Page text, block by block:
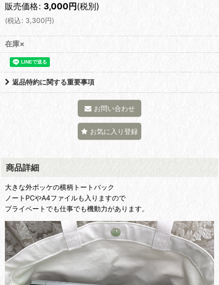
販売価格: 3,000円(税別)
(税込: 3,300円)
在庫×
返品特約に関する重要事項
お問い合わせ
お気に入り登録
商品詳細
大きな外ポッケの横柄トートバック
ノートPCやA4ファイルも入りますので
プライベートでも仕事でも機動力があります。